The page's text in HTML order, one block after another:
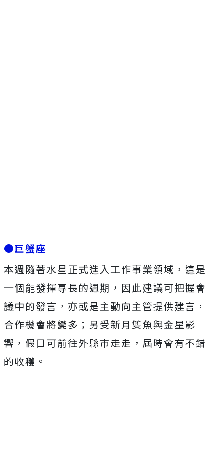
●巨蟹座
本週隨著水星正式進入工作事業領域，這是
一個能發揮專長的週期，因此建議可把握會
議中的發言，亦或是主動向主管提供建言，
合作機會將變多；另受新月雙魚與金星影
響，假日可前往外縣市走走，屆時會有不錯
的收穫。